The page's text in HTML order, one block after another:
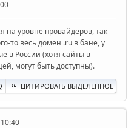
на уровне провайдеров, так
то весь домен .ru в бане, у
в России (хотя сайты в
могут быть доступны).
ЦИТИРОВАТЬ ВЫДЕЛЕННОЕ